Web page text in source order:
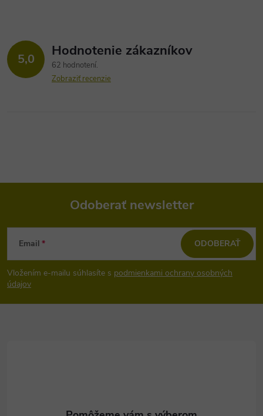
5,0 Hodnotenie zákazníkov
62 hodnotení
Zobraziť recenzie
Z
á
p
Odoberať newsletter
Email
Vložením e-mailu súhlasíte s podmienkami ochrany osobných
údajov
ODOBERAŤ